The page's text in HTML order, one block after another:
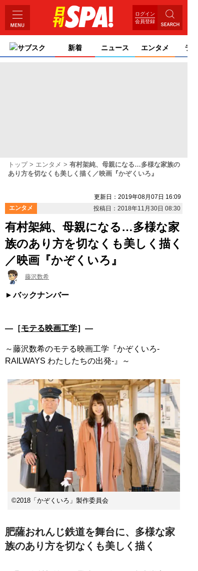
ログイン
会員登録
サブスク 新着 ニュース エンタメ ライ
トップ エンタメ
有村架純、母親になる…多様な家族の
あり方を切なくも美しく描く／映画『かぞくいろ』
更新日：2019年08月07日 16:09
エンタメ
投稿日：2018年11月30日 08:30
有村架純、母親になる…多様な家
族のあり方を切なくも美しく描く
／映画『かぞくいろ』
藤沢数希
バックナンバー
―［モテる映画工学］―
～藤沢数希のモテる映画工学『かぞくいろ-
RAILWAYS わたしたちの出発-』～
©2018「かぞくいろ」製作委員会
肥薩おれんじ鉄道を舞台に、多様な家
族のあり方を切なくも美しく描く